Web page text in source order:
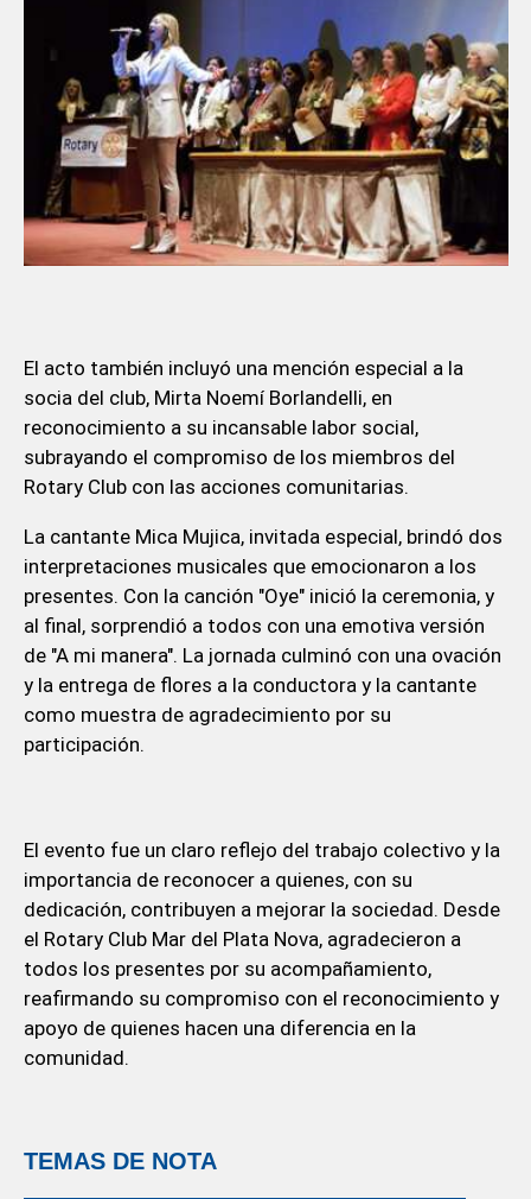
El acto también incluyó una mención especial a la
socia del club, Mirta Noemí Borlandelli, en
reconocimiento a su incansable labor social,
subrayando el compromiso de los miembros del
Rotary Club con las acciones comunitarias.
La cantante Mica Mujica, invitada especial, brindó dos
interpretaciones musicales que emocionaron a los
presentes. Con la canción "Oye" inició la ceremonia, y
al final, sorprendió a todos con una emotiva versión
de "A mi manera". La jornada culminó con una ovación
y la entrega de flores a la conductora y la cantante
como muestra de agradecimiento por su
participación.
El evento fue un claro reflejo del trabajo colectivo y la
importancia de reconocer a quienes, con su
dedicación, contribuyen a mejorar la sociedad. Desde
el Rotary Club Mar del Plata Nova, agradecieron a
todos los presentes por su acompañamiento,
reafirmando su compromiso con el reconocimiento y
apoyo de quienes hacen una diferencia en la
comunidad.
TEMAS DE NOTA